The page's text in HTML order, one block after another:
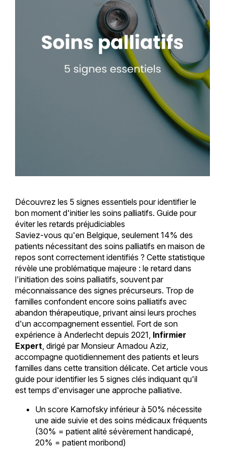
Découvrez les 5 signes essentiels pour identifier le
bon moment d'initier les soins palliatifs. Guide pour
éviter les retards préjudiciables
Saviez-vous qu'en Belgique, seulement 14% des
patients nécessitant des soins palliatifs en maison de
repos sont correctement identifiés ? Cette statistique
révèle une problématique majeure : le retard dans
l'initiation des soins palliatifs, souvent par
méconnaissance des signes précurseurs. Trop de
familles confondent encore soins palliatifs avec
abandon thérapeutique, privant ainsi leurs proches
d'un accompagnement essentiel. Fort de son
expérience à Anderlecht depuis 2021, Infirmier
Expert, dirigé par Monsieur Amadou Aziz,
accompagne quotidiennement des patients et leurs
familles dans cette transition délicate. Cet article vous
guide pour identifier les 5 signes clés indiquant qu'il
est temps d'envisager une approche palliative.
Un score Karnofsky inférieur à 50% nécessite
une aide suivie et des soins médicaux fréquents
(30% = patient alité sévèrement handicapé,
20% = patient moribond)